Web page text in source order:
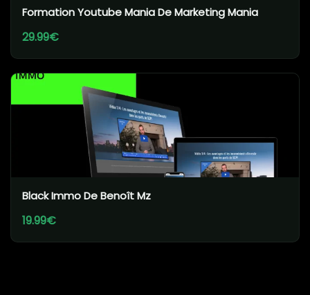
Formation Youtube Mania De Marketing Mania
29.99€
Black Immo De Benoît Mz
19.99€